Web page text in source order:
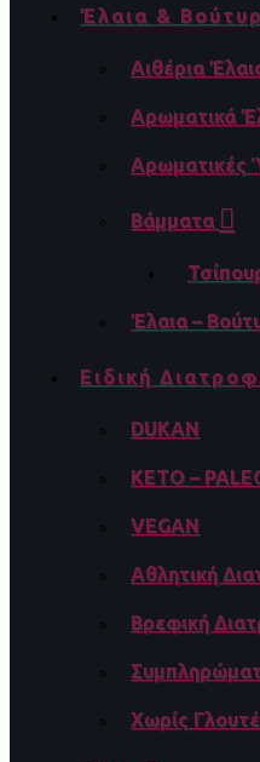
Έλαια &
Αιθέρια
Αρωματικά
Αρωματικές
Βάμματα
Έλαια –
Ειδική
DUKAN
KETO –
VEGAN
Αθλητική
Βρεφική
Χωρίς